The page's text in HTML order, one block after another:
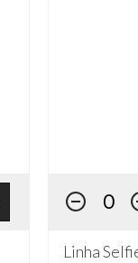
Linha